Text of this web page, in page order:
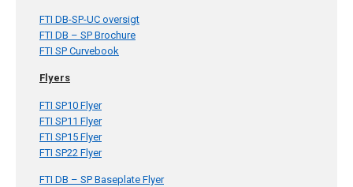
FTI DB-SP-UC oversigt
FTI DB – SP Brochure
FTI SP Curvebook
Flyers
FTI SP10 Flyer
FTI SP11 Flyer
FTI SP15 Flyer
FTI SP22 Flyer
FTI DB – SP Baseplate Flyer